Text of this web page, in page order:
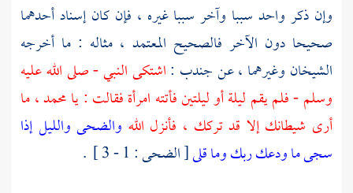
وإن ذكر واحد سببا وآخر سببا غيره ، فإن كان إسناد أحدهما
صحيحا دون الآخر فالصحيح المعتمد ، مثاله : ما أخرجه
الشيخان وغيرهما ، عنجندب :اشتكى النبي - صلى الله عليه
وسلم - فلم يقم ليلة أو ليلتين فأتته امرأة فقالت : يامحمد، ما
أرى شيطانك إلا قد تركك ، فأنزل الله والضحى والليل إذا
سجى ما ودعك ربك وما قلى[ الضحى : 1 - 3 ] ‏ .